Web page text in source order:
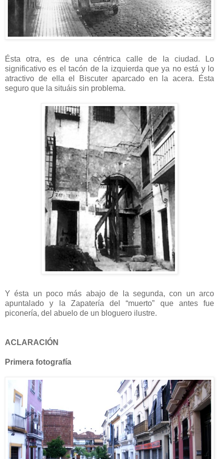
Ésta otra, es de una céntrica calle de la ciudad. Lo
significativo es el tacón de la izquierda que ya no está y lo
atractivo de ella el Biscuter aparcado en la acera. Ésta
seguro que la situáis sin problema.
Y ésta un poco más abajo de la segunda, con un arco
apuntalado y la Zapatería del “muerto” que antes fue
piconería, del abuelo de un bloguero ilustre.
ACLARACIÓN
Primera fotografía